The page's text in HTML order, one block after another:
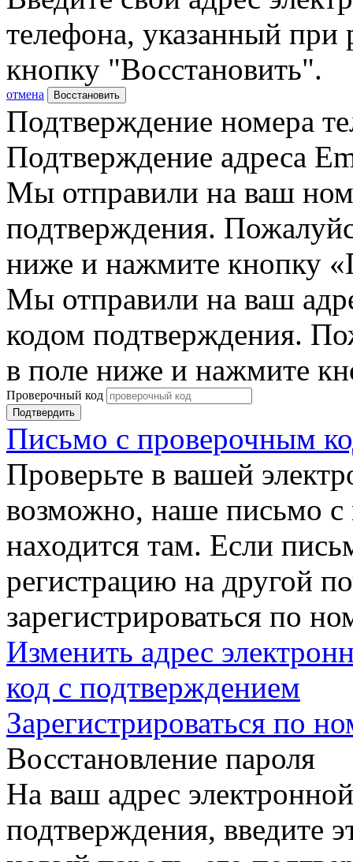
телефона, указанный при
кнопку "Восстановить".
отмена Восстановить
Подтверждение номера
Подтверждение адреса
Мы отправили на ваш
подтверждения.
ниже и нажмите кнопку
Мы отправили на ваш
кодом подтверждения.
в поле ниже и нажмите
Проверочный код
Подтвердить
Письмо с проверочным
Проверьте в вашей
возможно, наше письмо с
находится там. Если
регистрацию на другой
зарегистрироваться по
Изменить адрес
код с подтверждением
Зарегистрироваться по
Восстановление пароля
На ваш адрес
подтверждения, введите